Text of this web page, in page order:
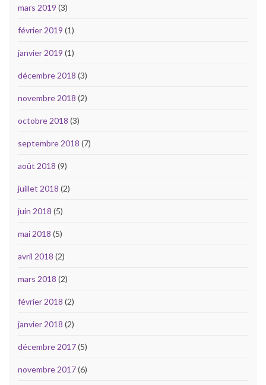
mars 2019 (3)
février 2019 (1)
janvier 2019 (1)
décembre 2018 (3)
novembre 2018 (2)
octobre 2018 (3)
septembre 2018 (7)
août 2018 (9)
juillet 2018 (2)
juin 2018 (5)
mai 2018 (5)
avril 2018 (2)
mars 2018 (2)
février 2018 (2)
janvier 2018 (2)
décembre 2017(5)
novembre 2017(6)